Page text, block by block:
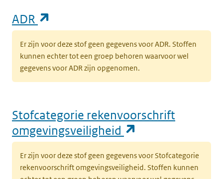
ADR
Er zijn voor deze stof geen gegevens voor ADR. Stoffen
kunnen echter tot een groep behoren waarvoor wel
gegevens voor ADR zijn opgenomen.
Stofcategorie rekenvoorschrift
omgevingsveiligheid
Er zijn voor deze stof geen gegevens voor Stofcategorie
rekenvoorschrift omgevingsveiligheid. Stoffen kunnen